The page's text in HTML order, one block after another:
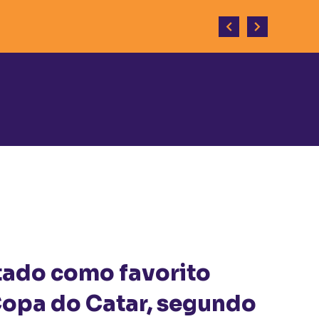
do município.
como favorito
do Catar, segundo